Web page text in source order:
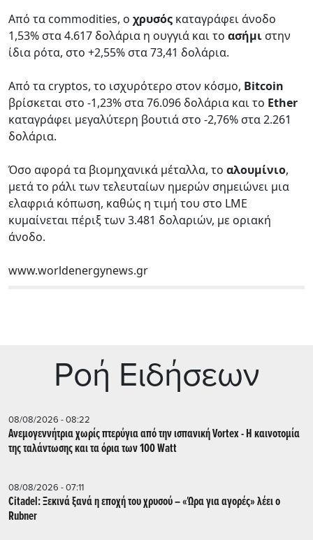
Από τα commodities, ο χρυσός καταγράφει άνοδο
1,53% στα 4.617 δολάρια η ουγγιά και το ασήμι στην
ίδια ρότα, στο +2,55% στα 73,41 δολάρια.
Από τα cryptos, το ισχυρότερο στον κόσμο, Bitcoin
βρίσκεται στο -1,23% στα 76.096 δολάρια και το Ether
καταγράφει μεγαλύτερη βουτιά στο -2,76% στα 2.261
δολάρια.
Όσο αφορά τα βιομηχανικά μέταλλα, το αλουμίνιο,
μετά το ράλι των τελευταίων ημερών σημειώνει μια
ελαφριά κόπωση, καθώς η τιμή του στο LME
κυμαίνεται πέριξ των 3.481 δολαριών, με οριακή
άνοδο.
www.worldenergynews.gr
Ρoή Ειδήσεων
08/08/2026 - 08:22
Ανεμογεννήτρια χωρίς πτερύγια από την ισπανική Vortex - Η καινοτομία
της ταλάντωσης και τα όρια των 100 Watt
08/08/2026 - 07:11
Citadel: Ξεκινά ξανά η εποχή του χρυσού – «Ώρα για αγορές» λέει ο
Rubner